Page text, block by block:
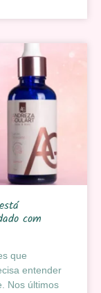
com
que
entender
Nos últimos